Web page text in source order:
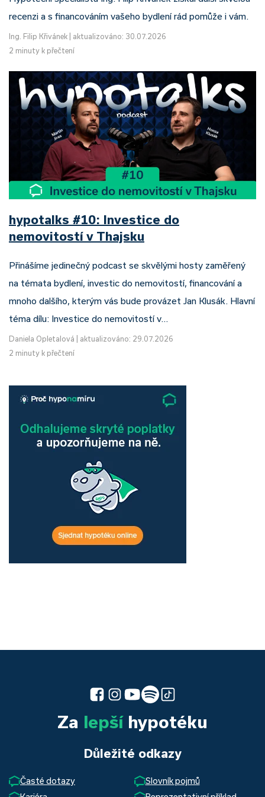
recenzi a s financováním vašeho bydlení rád pomůže i vám.
Ing. Filip Křivánek
aktualizováno: 30.07.2026
2 minuty k přečtení
hypotalks #10: Investice do
nemovitostí v Thajsku
Přinášíme jedinečný podcast se skvělými hosty zaměřený
na témata bydlení, investic do nemovitostí, financování a
mnoho dalšího, kterým vás bude provázet Jan Klusák. Hlavní
téma dílu: Investice do nemovitostí v…
Daniela Opletalová
aktualizováno: 29.07.2026
2 minuty k přečtení
Za lepšíhypotéku
Důležité odkazy
Časté dotazy
Slovník pojmů